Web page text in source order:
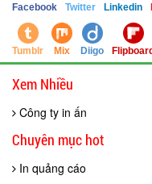
Facebook Twitter Linkedin
Tumblr Mix Diigo
Xem Nhiều
Công ty in ấn
Chuyên mục hot
In quảng cáo